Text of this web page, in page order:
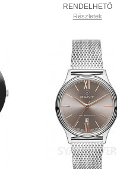
RENDELHETŐ
Részletek